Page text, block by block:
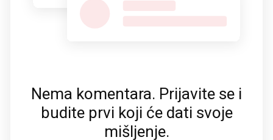
Nema komentara. Prijavite se i
budite prvi koji će dati svoje
mišljenje.